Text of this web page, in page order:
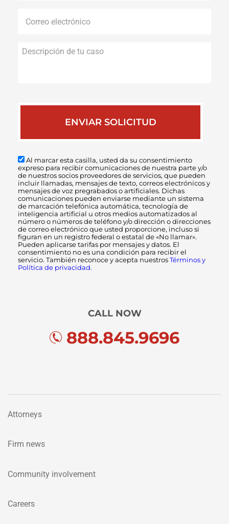
electrónico *
Al marcar esta casilla, usted da su consentimiento
expreso para recibir comunicaciones de nuestra parte y/o
de nuestros socios proveedores de servicios, que pueden
incluir llamadas, mensajes de texto, correos electrónicos y
mensajes de voz pregrabados o artificiales. Dichas
comunicaciones pueden enviarse mediante un sistema
de marcación telefónica automática, tecnología de
inteligencia artificial u otros medios automatizados al
número o números de teléfono y/o dirección o direcciones
de correo electrónico que usted proporcione, incluso si
figuran en un registro federal o estatal de «No llamar».
Pueden aplicarse tarifas por mensajes y datos. El
consentimiento no es una condición para recibir el
servicio. También reconoce y acepta nuestros Términos y
Política de privacidad.
CALL NOW
888.845.9696
Attorneys
Firm news
Community involvement
Careers